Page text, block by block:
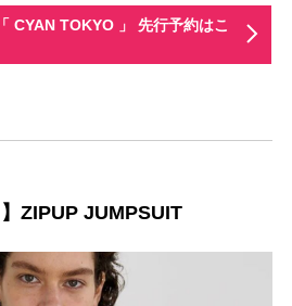
CYAN TOKYO 」 先行予約はこ
】ZIPUP JUMPSUIT